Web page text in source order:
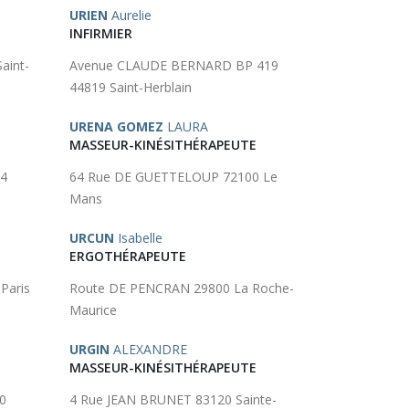
URIEN Aurelie
INFIRMIER
Avenue CLAUDE BERNARD BP 419
44819 Saint-Herblain
URENA GOMEZ LAURA
MASSEUR-KINÉSITHÉRAPEUTE
64 Rue DE GUETTELOUP 72100 Le
Mans
URCUN Isabelle
ERGOTHÉRAPEUTE
Route DE PENCRAN 29800 La Roche-
Maurice
URGIN ALEXANDRE
MASSEUR-KINÉSITHÉRAPEUTE
4 Rue JEAN BRUNET 83120 Sainte-